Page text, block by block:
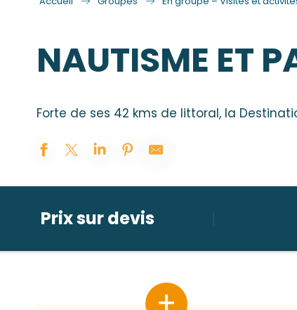
NAUTISME ET
Forte de ses 42 kms de littoral, la
Prix sur devis